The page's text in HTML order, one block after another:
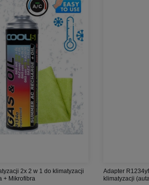
2x 2 w 1 do klimatyzacji
+ Mikrofibra
Adapter
klimatyzacji